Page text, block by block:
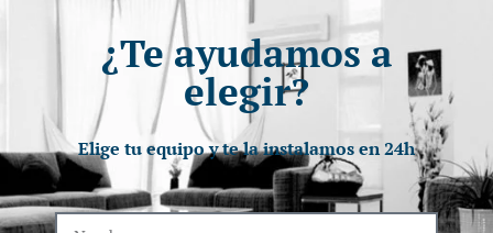
¿Te ayudamos a
elegir?
Elige tu equipo y te la instalamos en 24h